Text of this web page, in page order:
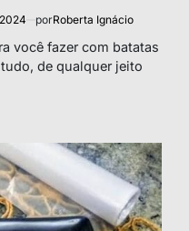
porRoberta Ignácio
você fazer com batatas
de qualquer jeito